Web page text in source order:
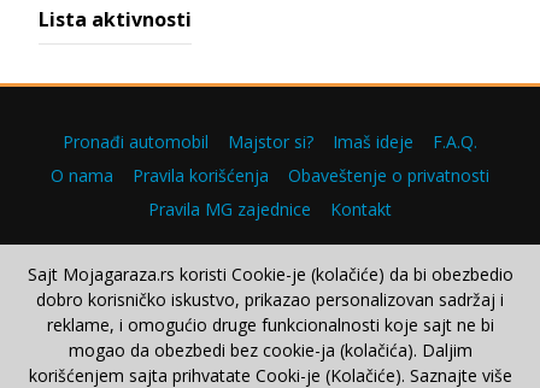
Lista aktivnosti
Pronađi automobil Majstor si? Imaš ideje
F.A.Q.
O nama
Pravila korišćenja
Obaveštenje o privatnosti
Pravila MG zajednice
Kontakt
Copyright © 2000–2026.
Sajt Mojagaraza.rs koristi Cookie-je (kolačiće) da bi obezbedio
dobro korisničko iskustvo, prikazao personalizovan sadržaj i
reklame, i omogućio druge funkcionalnosti koje sajt ne bi
mogao da obezbedi bez cookie-ja (kolačića). Daljim
korišćenjem sajta prihvatate Cooki-je (Kolačiće). Saznajte više